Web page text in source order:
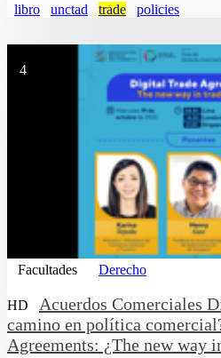
libro unctad trade policies
4
Facultades Derecho
HD
Acuerdos Comerciales
camino en política
Agreements: ¿The new way